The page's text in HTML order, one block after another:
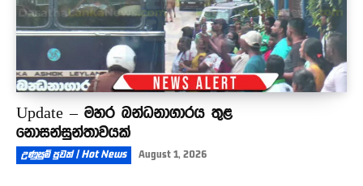
Update – මහර බන්ධනාගාරය තුළ
නොසන්සුන්තාවයක්
උණුසුම් පුවත් | Hot News August 1, 2026